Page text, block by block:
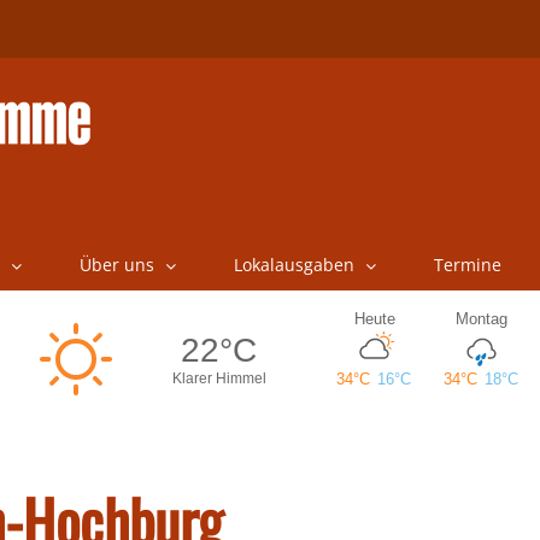
Über uns Lokalausgaben Termine
Hochburg